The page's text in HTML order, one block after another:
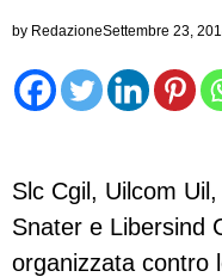
by RedazioneSettembre 23,
Slc Cgil, Uilcom
Snater e Libersind
organizzata contro